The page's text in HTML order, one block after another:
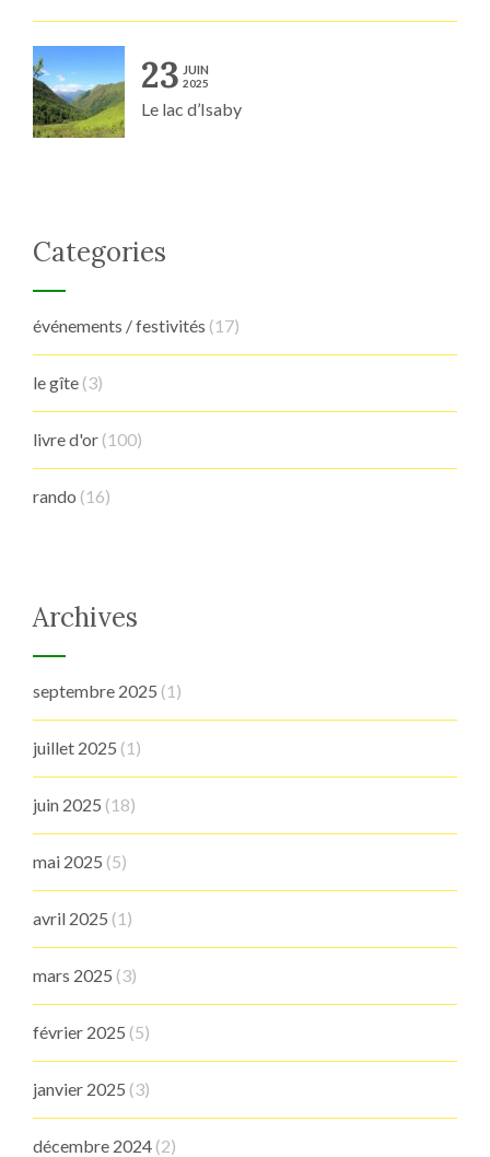
23 JUIN
2025
Le lac d’Isaby
Categories
événements / festivités (17)
le gîte (3)
livre d'or (100)
rando (16)
Archives
septembre 2025 (1)
juillet 2025 (1)
juin 2025 (18)
mai 2025 (5)
avril 2025 (1)
mars 2025 (3)
février 2025 (5)
janvier 2025 (3)
décembre 2024 (2)